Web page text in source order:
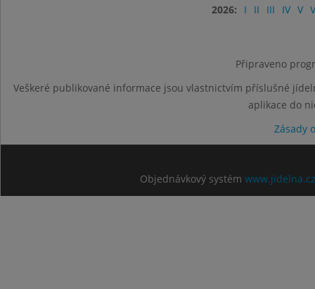
2026: I II III IV V
Připraveno
Veškeré publikované informace jsou vlastnictvím příslušné
aplikace do
Zásady
Objednávkový systém www.jidelna.cz